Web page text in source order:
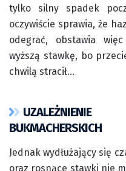
tylko silny spadek
oczywiście sprawia, że
odegrać, obstawia
wyższą stawkę, bo
chwilą stracił…
BUKMACHERSKICH
Jednak wydłużający się
oraz rosnące stawki nie